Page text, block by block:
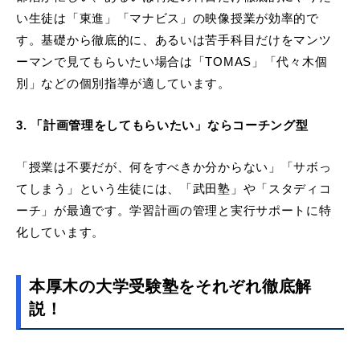
い生徒は「東進」「マナビス」の映像授業が効率的で
す。基礎から徹底的に、あるいは苦手科目だけをマンツ
ーマンで見てもらいたい場合は「TOMAS」「代々木個
別」などの個別指導が適しています。
3. 「計画管理をしてもらいたい」ならコーチング型
「授業は不要だが、何をすべきか分からない」「サボっ
てしまう」という生徒には、「武田塾」や「スタディコ
ーチ」が最適です。学習計画の管理と実行サポートに特
化しています。
本厚木の大学受験塾をそれぞれ徹底解
説！